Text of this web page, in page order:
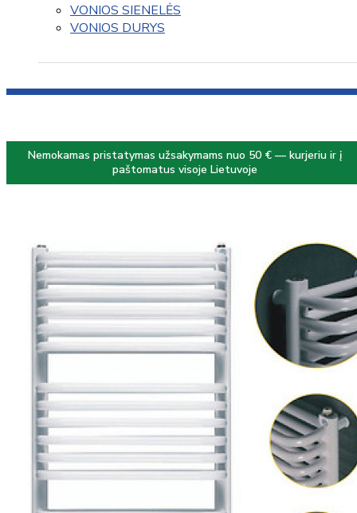
VONIOS SIENELĖS
VONIOS DURYS
Nemokamas pristatymas užsakymams nuo 50 € — kurjeriu ir į
paštomatus visoje Lietuvoje